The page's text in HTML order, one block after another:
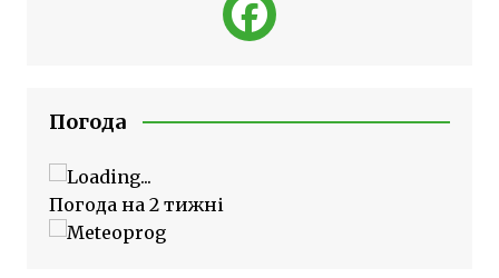
Погода
Погода на 2 тижні